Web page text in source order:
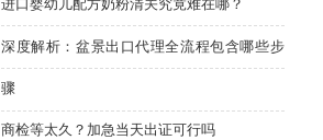
进口婴幼儿配方奶粉清关究竟难在哪？
深度解析：盆景出口代理全流程包含哪些步
骤
商检等太久？加急当天出证可行吗